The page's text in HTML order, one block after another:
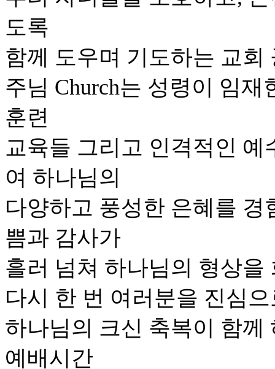
도록
함께 도우며 기도하는 교회
주님 Church는 성령이 임
훈련
교육들 그리고 인격적인
여 하나님의
다양하고 풍성한 은혜를
쁨과 감사가
흘러 넘쳐 하나님의 형상
다시 한 번 여러분을 진심
하나님의 크신 축복이 함께
예배시간